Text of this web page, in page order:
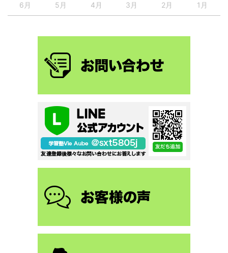
6月 5月 4月 3月 2月 1月